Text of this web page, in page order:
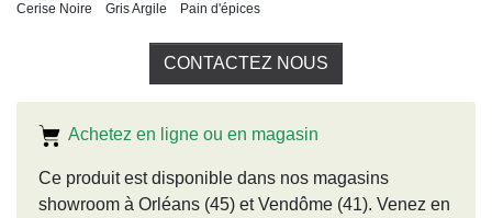
Cerise Noire Gris Argile Pain d'épices
CONTACTEZ NOUS
Achetez en ligne ou en magasin
Ce produit est disponible dans nos magasins
showroom à Orléans (45) et Vendôme (41). Venez en